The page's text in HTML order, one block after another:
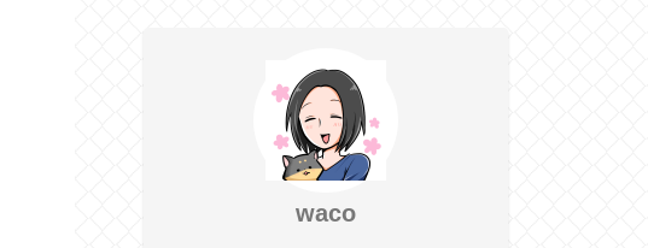
waco